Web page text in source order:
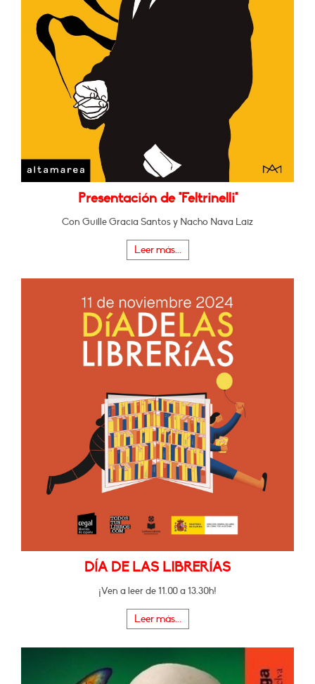
Presentación de "Feltrinelli"
Con Guille Gracia Santos y Nacho Nava Laiz
Leer más...
DÍA DE LAS LIBRERÍAS
¡Ven a leer de 11.00 a 13.30h!
Leer más...